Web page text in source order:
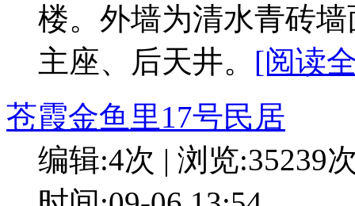
楼。外墙为清水青砖
主座、后天井。 [阅读
苍霞金鱼里17号民居
编辑:4次 | 浏览:35239